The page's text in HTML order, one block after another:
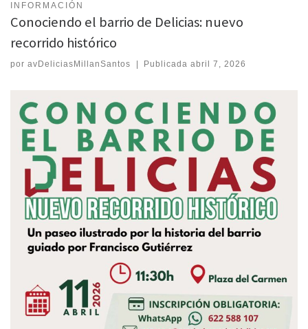
INFORMACIÓN
Conociendo el barrio de Delicias: nuevo
recorrido histórico
por avDeliciasMillanSantos | Publicadaabril 7, 2026